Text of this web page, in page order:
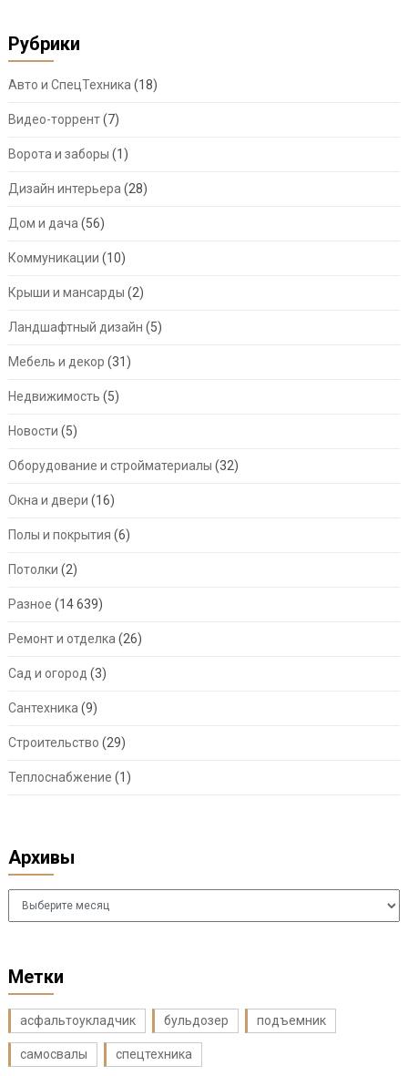
Рубрики
Авто и СпецТехника (18)
Видео-торрент(7)
Ворота и заборы (1)
Дизайн интерьера (28)
Дом и дача (56)
Коммуникации (10)
Крыши и мансарды (2)
Ландшафтный дизайн (5)
Мебель и декор (31)
Недвижимость (5)
Новости (5)
Оборудование и стройматериалы (32)
Окна и двери (16)
Полы и покрытия (6)
Потолки (2)
Разное (14 639)
Ремонт и отделка (26)
Сад и огород (3)
Сантехника (9)
Строительство (29)
Теплоснабжение (1)
Архивы
Архивы
Метки
асфальтоукладчик бульдозер подъемник
самосвалы спецтехника